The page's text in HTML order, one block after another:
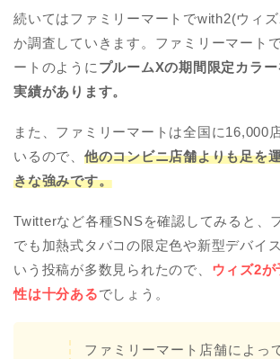
続いてはファミリーマートでwith2(ウィ
か調査していきます。ファミリーマート
ートのように プルームXの期間限定カラ
実績があります。
また、ファミリーマートは全国に16,000
いるので、 他のコンビニ店舗よりも足を
きな強みです。
Twitterなど各種SNSを確認してみると、
でも加熱式タバコの限定色や新型デバイ
いう投稿が多数見られたので、 ウィズ2
性は十分あるでしょう。
ファミリーマート店舗によっ